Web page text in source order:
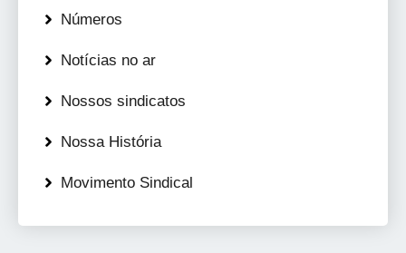
Números
Notícias no ar
Nossos sindicatos
Nossa História
Movimento Sindical